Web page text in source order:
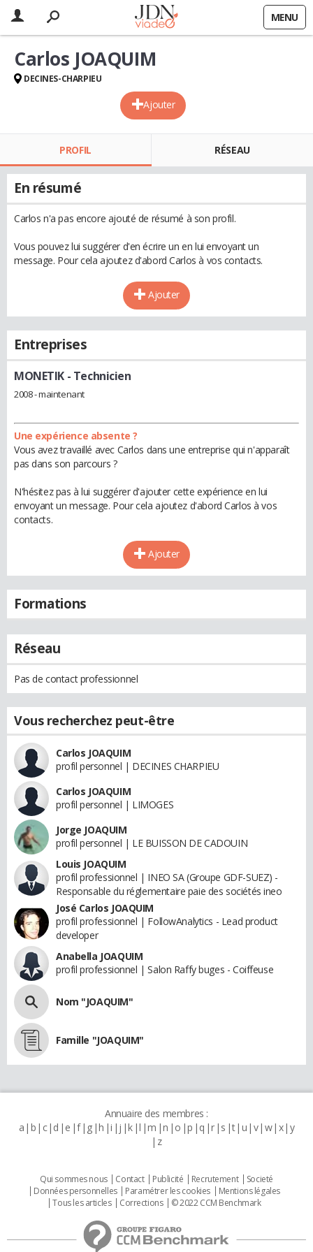
MENU
Ajouter
Carlos JOAQUIM
DECINES-CHARPIEU
PROFIL RÉSEAU
En résumé
Carlos n'a pas encore ajouté de résumé à son profil.
Vous pouvez lui suggérer d'en écrire un en lui envoyant un
message. Pour cela ajoutez d'abord Carlos à vos contacts.
Ajouter
Entreprises
MONETIK - Technicien
2008 - maintenant
Une expérience absente ?
Vous avez travaillé avec Carlos dans une entreprise qui n'apparaît
pas dans son parcours ?
N'hésitez pas à lui suggérer d'ajouter cette expérience en lui
envoyant un message. Pour cela ajoutez d'abord Carlos à vos
contacts.
Ajouter
Formations
Réseau
Pas de contact professionnel
Vous recherchez peut-être
Carlos JOAQUIM
profil personnel | DECINES CHARPIEU
Carlos JOAQUIM
profil personnel | LIMOGES
Jorge JOAQUIM
profil personnel | LE BUISSON DE CADOUIN
Louis JOAQUIM
profil professionnel | INEO SA (Groupe GDF-SUEZ) -
Responsable du réglementaire paie des sociétés ineo
José Carlos JOAQUIM
profil professionnel | FollowAnalytics - Lead product
developer
Anabella JOAQUIM
profil professionnel | Salon Raffy buges - Coiffeuse
Nom "JOAQUIM"
Famille "JOAQUIM"
Annuaire des membres :
a b c d e f g h i j k l m n o p q r s t u v w x y
z
Qui sommes nous Contact Publicité Recrutement
Societé
Données personnelles
Paramétrer les cookies
Mentions légales
Tous les articles
Corrections © 2022 CCM Benchmark